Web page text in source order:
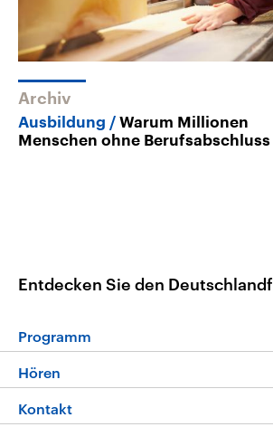
Archiv
Ausbildung
Warum Millionen
Menschen ohne Berufsabschluss
Entdecken Sie den
Programm
Programm
Hören
Livestream
Kontakt